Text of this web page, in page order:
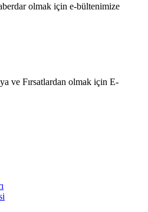
olmak için e-bültenimize
ve Fırsatlardan olmak için E-